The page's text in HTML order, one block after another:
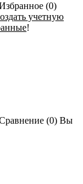
(0)
учетную
!
(0) Вы